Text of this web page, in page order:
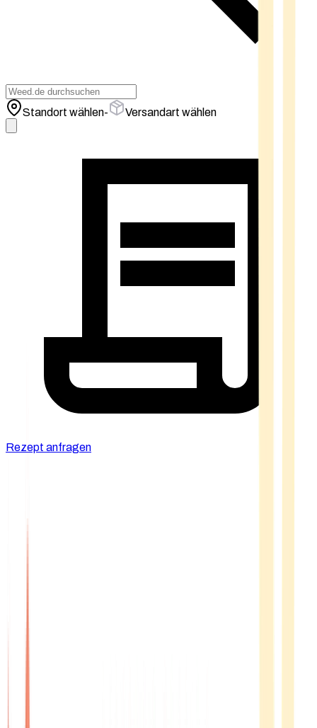
Standort wählen- Versandart wählen
Rezept anfragen